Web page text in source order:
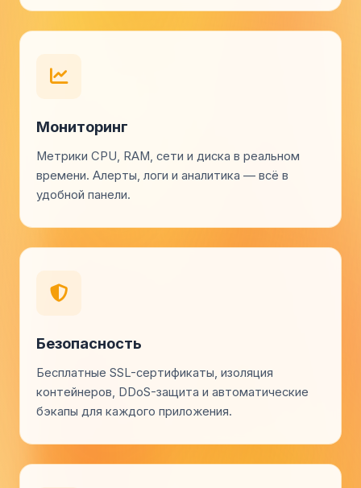
Мониторинг
Метрики CPU, RAM, сети и диска в реальном
времени. Алерты, логи и аналитика — всё в
удобной панели.
Безопасность
Бесплатные SSL-сертификаты, изоляция
контейнеров, DDoS-защита и автоматические
бэкапы для каждого приложения.